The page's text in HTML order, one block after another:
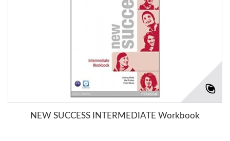
NEW SUCCESS INTERMEDIATE Workbook